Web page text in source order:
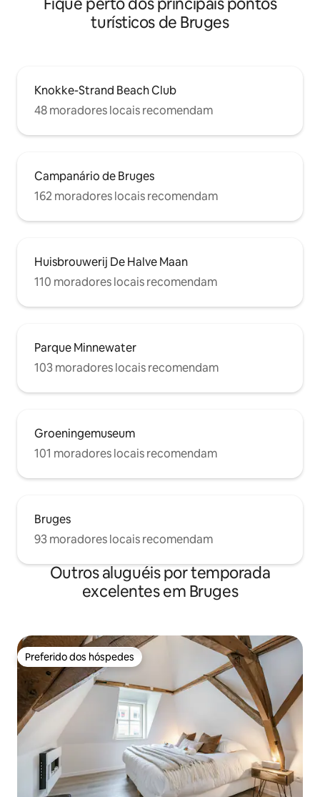
turísticos de Bruges
Knokke-Strand Beach Club
48 moradores locais recomendam
Campanário de Bruges
162 moradores locais recomendam
Huisbrouwerij De Halve Maan
110 moradores locais recomendam
Parque Minnewater
103 moradores locais recomendam
Groeningemuseum
101 moradores locais recomendam
Bruges
93 moradores locais recomendam
Outros aluguéis por temporada
excelentes em Bruges
Preferido dos hóspedes
Preferido dos hóspedes